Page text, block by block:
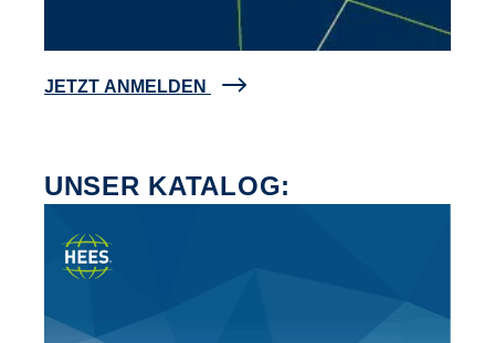
JETZT ANMELDEN
UNSER KATALOG: